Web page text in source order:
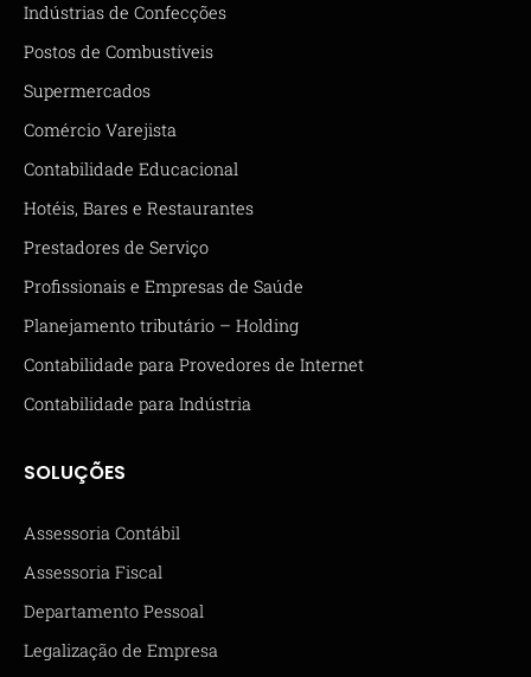
Indústrias de Confecções
Postos de Combustíveis
Supermercados
Comércio Varejista
Contabilidade Educacional
Hotéis, Bares e Restaurantes
Prestadores de Serviço
Profissionais e Empresas de Saúde
Planejamento tributário – Holding
Contabilidade para Provedores de Internet
Contabilidade para Indústria
SOLUÇÕES
Assessoria Contábil
Assessoria Fiscal
Departamento Pessoal
Legalização de Empresa